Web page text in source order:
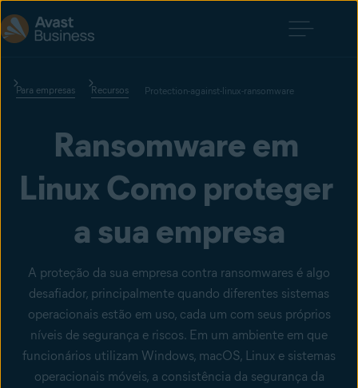
Para empresas Recursos Protection-against-linux-ransomware
Ransomware em
Linux Como proteger
a sua empresa
A proteção da sua empresa contra ransomwares é algo
desafiador, principalmente quando diferentes sistemas
operacionais estão em uso, cada um com seus próprios
níveis de segurança e riscos. Em um ambiente em que
funcionários utilizam Windows, macOS, Linux e sistemas
operacionais móveis, a consistência da segurança da